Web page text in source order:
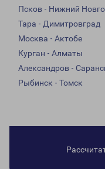
Псков - Нижний
Тара - Димитровград
Москва - Актобе
Курган - Алматы
Александров -
Рыбинск - Томск